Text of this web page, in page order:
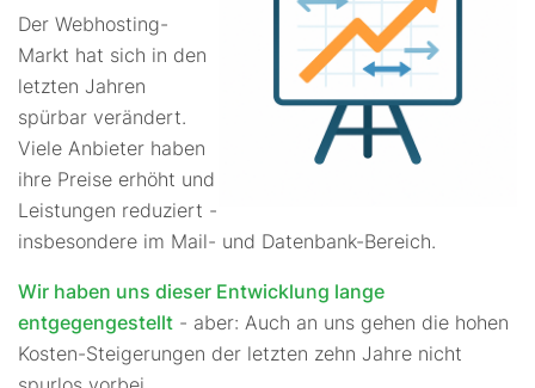
Der Webhosting-
Markt hat sich in den
letzten Jahren
spürbar verändert.
Viele Anbieter haben
ihre Preise erhöht und
Leistungen reduziert -
insbesondere im Mail- und Datenbank-Bereich.
Wir haben uns dieser Entwicklung lange
entgegengestellt - aber: Auch an uns gehen die hohen
Kosten-Steigerungen der letzten zehn Jahre nicht